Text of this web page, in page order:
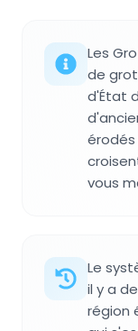
Les
de
d'État
érodés
vous
Le
il y a
région